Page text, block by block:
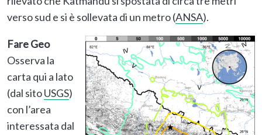
verso sud e si è sollevata di un metro (ANSA).
Fare Geo
Osserva la
carta qui a lato
(dal sitoUSGS)
con l’area
interessata dal